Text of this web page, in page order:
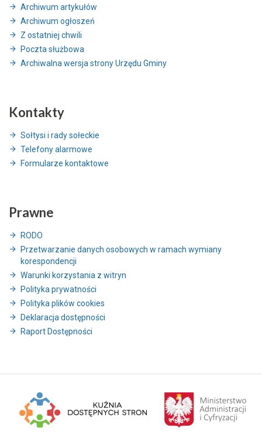
Archiwum artykułów
Archiwum ogłoszeń
Z ostatniej chwili
Poczta służbowa
Archiwalna wersja strony Urzędu Gminy
Kontakty
Sołtysi i rady sołeckie
Telefony alarmowe
Formularze kontaktowe
Prawne
RODO
Przetwarzanie danych osobowych w ramach wymiany
korespondencji
Warunki korzystania z witryn
Polityka prywatności
Polityka plików cookies
Deklaracja dostępności
Raport Dostępności